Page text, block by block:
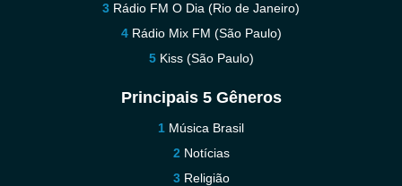
Rádio FM O Dia (Rio de Janeiro)
Rádio Mix FM (São Paulo)
Kiss (São Paulo)
Principais 5 Gêneros
Música Brasil
Notícias
Religião